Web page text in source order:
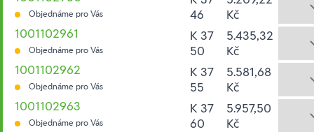
Objednáme pro Vás
46
Kč
1001102961
Objednáme pro Vás
K 37
50
5.435,32
Kč
1001102962
Objednáme pro Vás
K 37
55
5.581,68
Kč
1001102963
Objednáme pro Vás
K 37
60
5.957,50
Kč